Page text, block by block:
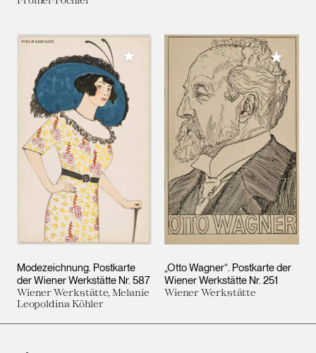
Modezeichnung. Postkarte
der Wiener Werkstätte Nr. 587
Wiener Werkstätte, Melanie
Leopoldina Köhler
Meiner Sammlung hinzufügen
„Otto Wagner“. Postkarte der
Wiener Werkstätte Nr. 251
Wiener Werkstätte
Meiner